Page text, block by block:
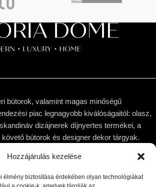
Hozzájárulás kezelése
élmény biztosítása érdekében olyan technológiákat
bútorok, valamint magas minőségű
piac legnagyobb kiválóságaitól: olasz,
dizájnerek díjnyertes termékei, a
bútorok és designer dekor tárgyak.
út 53.